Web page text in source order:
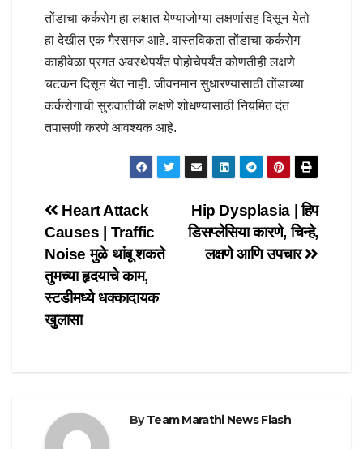
तोंडाचा कर्करोग हा लक्षात येण्याजोग्या लक्षणांसह दिसून येतो
हा देखील एक गैरसमज आहे. वास्तविकता तोंडाचा कर्करोग
काहीवेळा प्रगत अवस्थेपर्यंत पोहोचेपर्यंत कोणतीही लक्षणे
चटकन दिसून येत नाही. जीवनमान सुधारण्यासाठी तोंडाच्या
कर्करोगाची सुरुवातीची लक्षणे शोधण्यासाठी नियमित दंत
तपासणी करणे आवश्यक आहे.
Post
navigation
Hip Dysplasia | हिप
डिसप्लेसिया कारणे, चिन्हे,
लक्षणे आणि उपचार
Heart Attack
Causes | Traffic
Noise मुळे थांबू शकते
तुमच्या हृदयाचे काम,
स्टडीमध्ये धक्कादायक
खुलासा
ByTeam Marathi News Flash